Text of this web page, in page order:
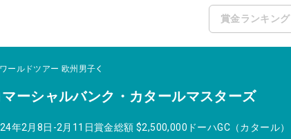
賞金ランキング
ールドツアー 欧州男子
マーシャルバンク・カタールマスターズ
年2月8日-2月11日賞金総額 $2,500,000 ドーハGC（カタール）